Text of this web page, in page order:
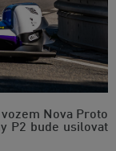
Nova Proto
P2 bude usilovat